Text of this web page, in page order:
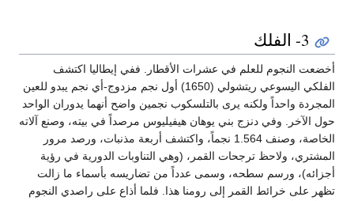
3- الفلك
أخضعت النجوم للعلم في عشرات الأقطار. ففي إيطاليا اكتشف
الفلكي اليسوعي ريتشولي (1650) أول نجم مزدوج-أي نجم يبدو للعين
المجردة واحداً ولكنه يرى بالتلسكوب نجمين واضح أنهما يدوران الواحد
حول الآخر. وفي دنزج بني يوهان هيفيليوس مرصداً في بيته، وصنع آلاته
الخاصة، وصنف 1.564 نجماً، واكتشف أربعة مذنبات، ورصد مرور
المشتري، ولاحظ ترجحات القمر، (وهي التناوبات الدورية في رؤية
أجزائه)، ورسم سطحه، وسمى عدداً من تضاريسه بأسماء ما زالت
تظهر على خرائط القمر إلى رومنا هذا. فلما أذاع على راصدي النجوم